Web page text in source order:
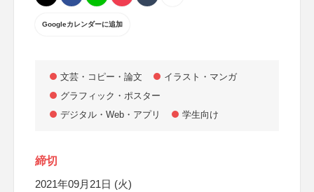
Googleカレンダーに追加
文芸・コピー・論文
イラスト・マンガ
グラフィック・ポスター
デジタル・Web・アプリ
学生向け
締切
2021年09月21日 (火)